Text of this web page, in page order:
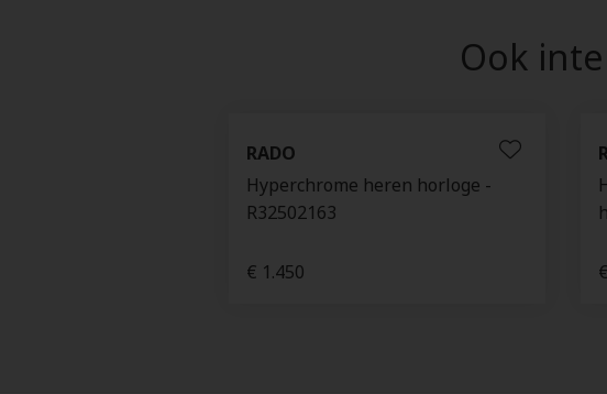
Ook
RADO
Hyperchrome heren horloge -
R32502163
€ 1.450